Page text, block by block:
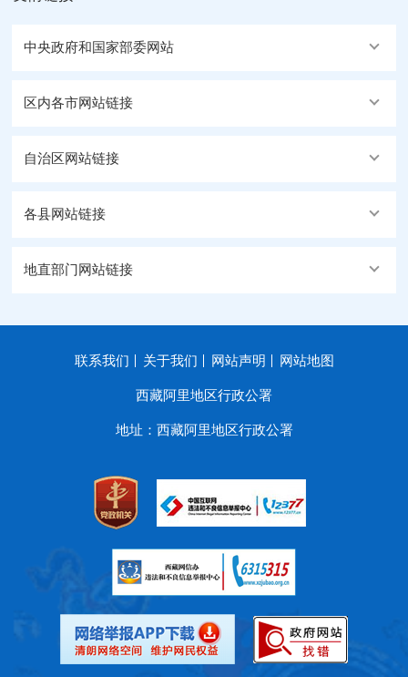
中央政府和国家部委网站
区内各市网站链接
自治区网站链接
各县网站链接
地直部门网站链接
联系我们 关于我们 网站声明 网站地图
西藏阿里地区行政公署
地址：西藏阿里地区行政公署